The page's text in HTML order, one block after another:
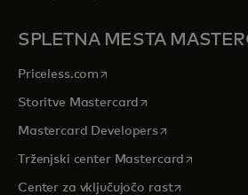
SPLETNA MESTA
Priceless.com opens in a new tab
Storitve Mastercard opens in a new tab
Mastercard Developersopens in a new
Trženjski center Mastercard opens in a
Center za vključujočo rastopens in a